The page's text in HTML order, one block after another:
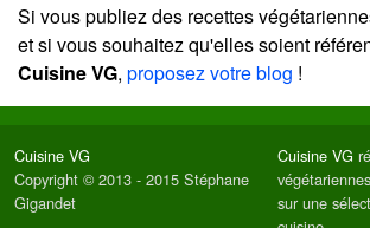
Si vous publiez des recettes
et si vous souhaitez qu'elles soient
Cuisine VG, proposez votre blog !
Cuisine VG
Copyright © 2013 - 2015 Stéphane
Gigandet
Cuisine VG
sur une